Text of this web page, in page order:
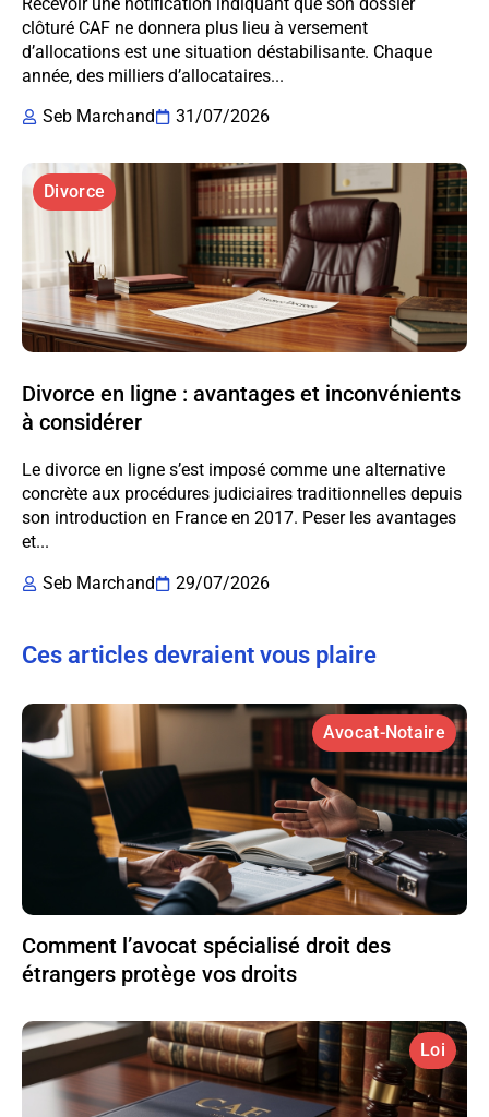
clôturé CAF ne donnera plus lieu à versement
d’allocations est une situation déstabilisante. Chaque
année, des milliers d’allocataires...
Seb Marchand
31/07/2026
Divorce
Divorce en ligne : avantages et inconvénients
à considérer
Le divorce en ligne s’est imposé comme une alternative
concrète aux procédures judiciaires traditionnelles depuis
son introduction en France en 2017. Peser les avantages
et...
Seb Marchand
29/07/2026
Ces articles devraient vous plaire
Avocat-Notaire
Comment l’avocat spécialisé droit des
étrangers protège vos droits
Loi